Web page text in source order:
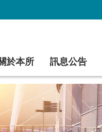
於本所 訊息公告